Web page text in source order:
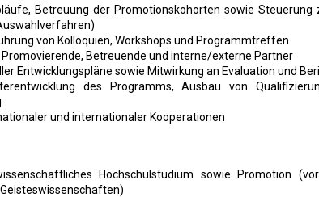
Betreuung der Promotionskohorten sowie Steuerung
von Kolloquien, Workshops und Programmtreffen
Betreuende und interne/externe Partner
Entwicklungspläne sowie Mitwirkung an Evaluation und
des Programms, Ausbau von
und internationaler Kooperationen
Hochschulstudium sowie Promotion